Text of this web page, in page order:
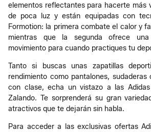
elementos reflectantes para hacerte más
de poca luz y están equipadas con
Formotion: la primera combate el calor y
mientras que la segunda ofrece
movimiento para cuando practiques tu
Tanto si buscas unas zapatillas
rendimiento como pantalones,
con clase, echa un vistazo a las
Zalando. Te sorprenderá su gran
atractivos que te dejarán sin habla.
Para acceder a las exclusivas ofertas